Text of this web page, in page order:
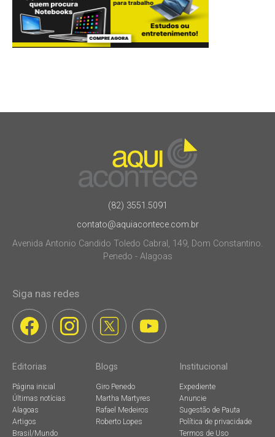
(82) 3551.5091
contato@aquiacontece.com.br
Avenida Antonio Candido Toledo Cabral, 149, Dom Constantino.
Penedo - Alagoas
Siga nas redes
Editorias
Página inicial
Últimas notícias
Alagoas
Artigos
Brasil/Mundo
Blogs
Giro Penedo
Martha Martyres
Rafael Medeiros
Roberto Lopes
Institucional
Expediente
Anuncie
Sugestão de Pauta
Política de privacidade
Termos de Uso